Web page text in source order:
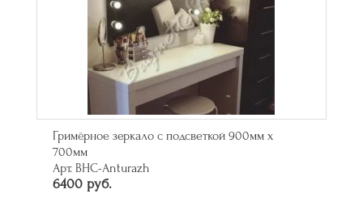
Гримёрное зеркало с подсветкой 900мм х
700мм
Арт. BHC-Anturazh
6400 руб.